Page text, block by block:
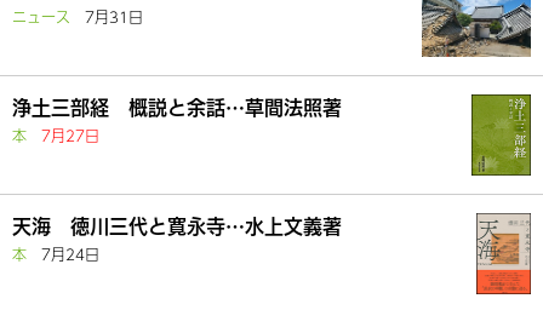
ニュース 7月31日
浄土三部経 概説と余話…草間法照著
本 7月27日
天海 徳川三代と寛永寺…水上文義著
本 7月24日